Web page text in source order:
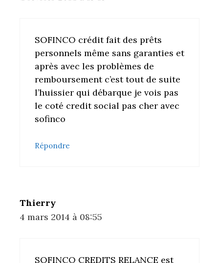
SOFINCO crédit fait des prêts
personnels même sans garanties et
après avec les problèmes de
remboursement c’est tout de suite
l’huissier qui débarque je vois pas
le coté credit social pas cher avec
sofinco
Répondre
Thierry
4 mars 2014 à 08:55
SOFINCO CREDITS RELANCE est